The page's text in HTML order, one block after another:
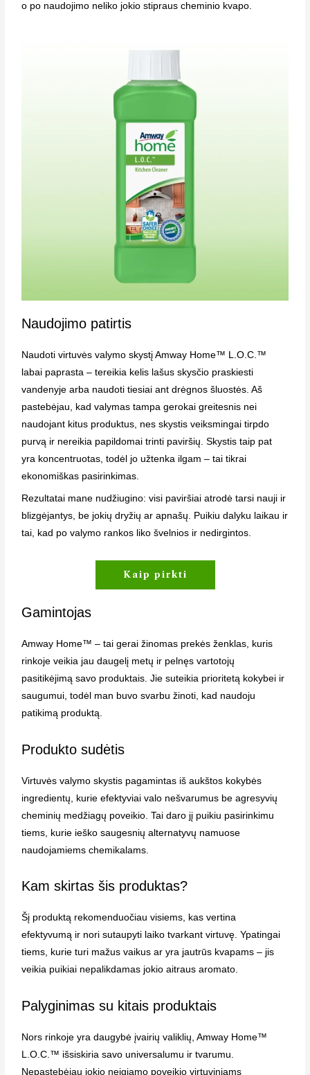
o po naudojimo neliko jokio stipraus cheminio kvapo.
Naudojimo patirtis
Naudoti virtuvės valymo skystį Amway Home™ L.O.C.™
labai paprasta – tereikia kelis lašus skysčio praskiesti
vandenyje arba naudoti tiesiai ant drėgnos šluostės. Aš
pastebėjau, kad valymas tampa gerokai greitesnis nei
naudojant kitus produktus, nes skystis veiksmingai tirpdo
purvą ir nereikia papildomai trinti paviršių. Skystis taip pat
yra koncentruotas, todėl jo užtenka ilgam – tai tikrai
ekonomiškas pasirinkimas.
Rezultatai mane nudžiugino: visi paviršiai atrodė tarsi nauji ir
blizgėjantys, be jokių dryžių ar apnašų. Puikiu dalyku laikau ir
tai, kad po valymo rankos liko švelnios ir nedirgintos.
Kaip pirkti
Gamintojas
Amway Home™ – tai gerai žinomas prekės ženklas, kuris
rinkoje veikia jau daugelį metų ir pelnęs vartotojų
pasitikėjimą savo produktais. Jie suteikia prioritetą kokybei ir
saugumui, todėl man buvo svarbu žinoti, kad naudoju
patikimą produktą.
Produkto sudėtis
Virtuvės valymo skystis pagamintas iš aukštos kokybės
ingredientų, kurie efektyviai valo nešvarumus be agresyvių
cheminių medžiagų poveikio. Tai daro jį puikiu pasirinkimu
tiems, kurie ieško saugesnių alternatyvų namuose
naudojamiems chemikalams.
Kam skirtas šis produktas?
Šį produktą rekomenduočiau visiems, kas vertina
efektyvumą ir nori sutaupyti laiko tvarkant virtuvę. Ypatingai
tiems, kurie turi mažus vaikus ar yra jautrūs kvapams – jis
veikia puikiai nepalikdamas jokio aitraus aromato.
Palyginimas su kitais produktais
Nors rinkoje yra daugybė įvairių valiklių, Amway Home™
L.O.C.™ išsiskiria savo universalumu ir tvarumu.
Nepastebėjau jokio neigiamo poveikio virtuviniams